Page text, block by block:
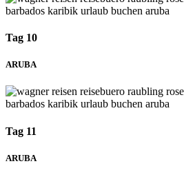
Tag 10
ARUBA
Tag 11
ARUBA